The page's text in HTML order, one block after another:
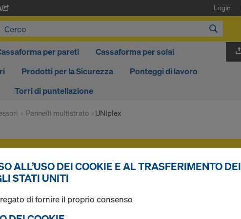
Login
per pareti
Cassaforma per solai
Prodotti per la Sicurezza
Ponteggi di lavoro
Torri di puntellazione
Pannelli multistrato UNIplex
consultabili dopo illogin.
ALL’USO DEI COOKIE E AL TRASFERIMENTO DEI
STATI UNITI
di fornire il proprio consenso